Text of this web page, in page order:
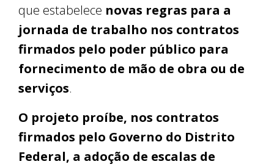
que estabelece novas regras para a
jornada de trabalho nos contratos
firmados pelo poder público para
fornecimento de mão de obra ou de
serviços.
O projeto proíbe, nos contratos
firmados pelo Governo do Distrito
Federal, a adoção de escalas de